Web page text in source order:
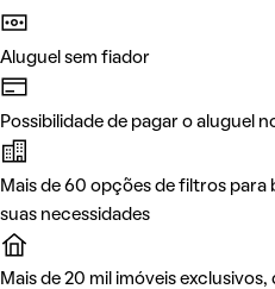
Aluguel sem fiador
Possibilidade de pagar o aluguel
Mais de 60 opções de filtros para
suas necessidades
Mais de 20 mil imóveis